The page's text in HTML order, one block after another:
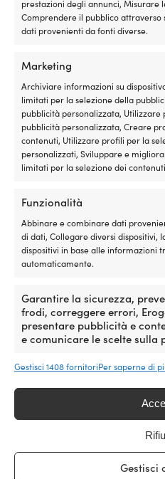
prestazioni degli annunci, Misurare
Comprendere il pubblico attraverso
dati provenienti da fonti diverse.
Marketing
Archiviare informazioni su
limitati per la selezione della
pubblicità personalizzata, Utilizzare
pubblicità personalizzata, Creare
contenuti, Utilizzare profili per la
personalizzati, Sviluppare e
limitati per la selezione dei
Funzionalità
Abbinare e combinare dati
di dati, Collegare diversi dispositivi,
dispositivi in base alle informazioni
automaticamente.
Garantire la sicurezza,
frodi, correggere errori,
presentare pubblicità e
e comunicare le scelte sulla
Gestisci 1408 fornitoriPer saperne di
Gestisci
3,58€
IVA incl.
Bitta d’ormeggio per pontile
NOCK, singola, 150 mm, acciaio
inossidabile e resistente agli
acidi (AISI 316)
IVA incl.
15 DISPONIBILI